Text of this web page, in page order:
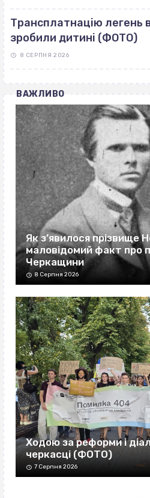
Трансплатнацію легень
зробили дитині (ФОТО)
8 СЕРПНЯ 2026
ВАЖЛИВО
Як з’явилося прізвище
маловідомий факт про
Черкащини
8 Серпня 2026
Ходою за реформи і
черкасці (ФОТО)
7 Серпня 2026